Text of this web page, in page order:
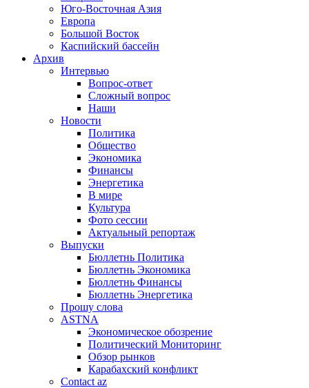
Юго-Восточная Азия
Европа
Большой Восток
Каспийский бассейн
Архив
Интервью
Вопрос-ответ
Сложный вопрос
Наши
Новости
Политика
Общество
Экономика
Финансы
Энергетика
В мире
Культура
Фото сессии
Актуальный репортаж
Выпуски
Бюллетнь Политика
Бюллетнь Экономика
Бюллетнь Финансы
Бюллетнь Энергетика
Прошу слова
ASTNA
Экономическое обозрение
Политический Мониторинг
Обзор рынков
Карабахский конфликт
Contact az